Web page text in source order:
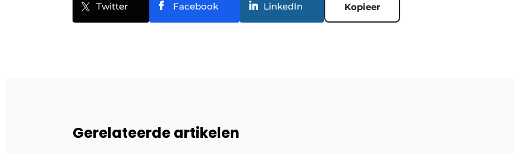
Twitter Facebook LinkedIn Kopieer
Gerelateerde artikelen